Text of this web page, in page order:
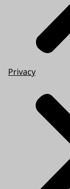
Privacy